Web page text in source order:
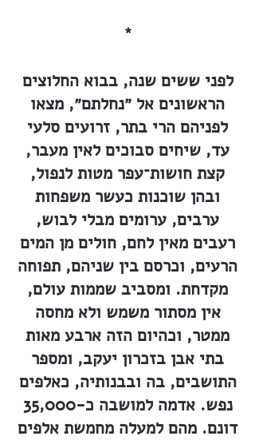
*
לפני ששים שנה, בבוא החלוצים
הראשונים אל ״נחלתם״, מצאו
לפניהם הרי בתר, זרועים סלעי
עד, שיחים סבוכים לאין מעבר,
קצת חושות־עפר מטות לנפול,
ובהן שוכנות כעשר משפחות
ערבים, ערומים מבלי לבוש,
רעבים מאין לחם, חולים מן המים
הרעים, וכרסם בין שניהם, תפוחה
מקדחת. ומסביב שממות עולם,
אין מסתור משמש ולא מחסה
ממטר, וכהיום הזה ארבע מאות
בתי אבן בזכרון יעקב, ומספר
התושבים, בה ובבנותיה, כאלפים
נפש. אדמה למושבה כ-35,000
דונם. מהם למעלה מחמשת אלפים